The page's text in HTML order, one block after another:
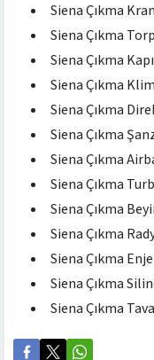
Siena Çıkma
Siena Çıkma
Siena Çıkma Kapı
Siena Çıkma
Siena Çıkma
Siena Çıkma
Siena Çıkma
Siena Çıkma
Siena Çıkma
Siena Çıkma
Siena Çıkma
Siena Çıkma
Siena Çıkma